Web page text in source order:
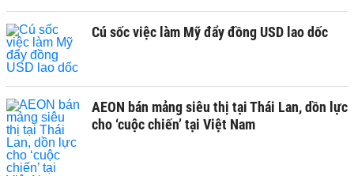
Cú sốc việc làm Mỹ đẩy đồng USD lao dốc
AEON bán mảng siêu thị tại Thái Lan, dồn lực
cho ‘cuộc chiến’ tại Việt Nam